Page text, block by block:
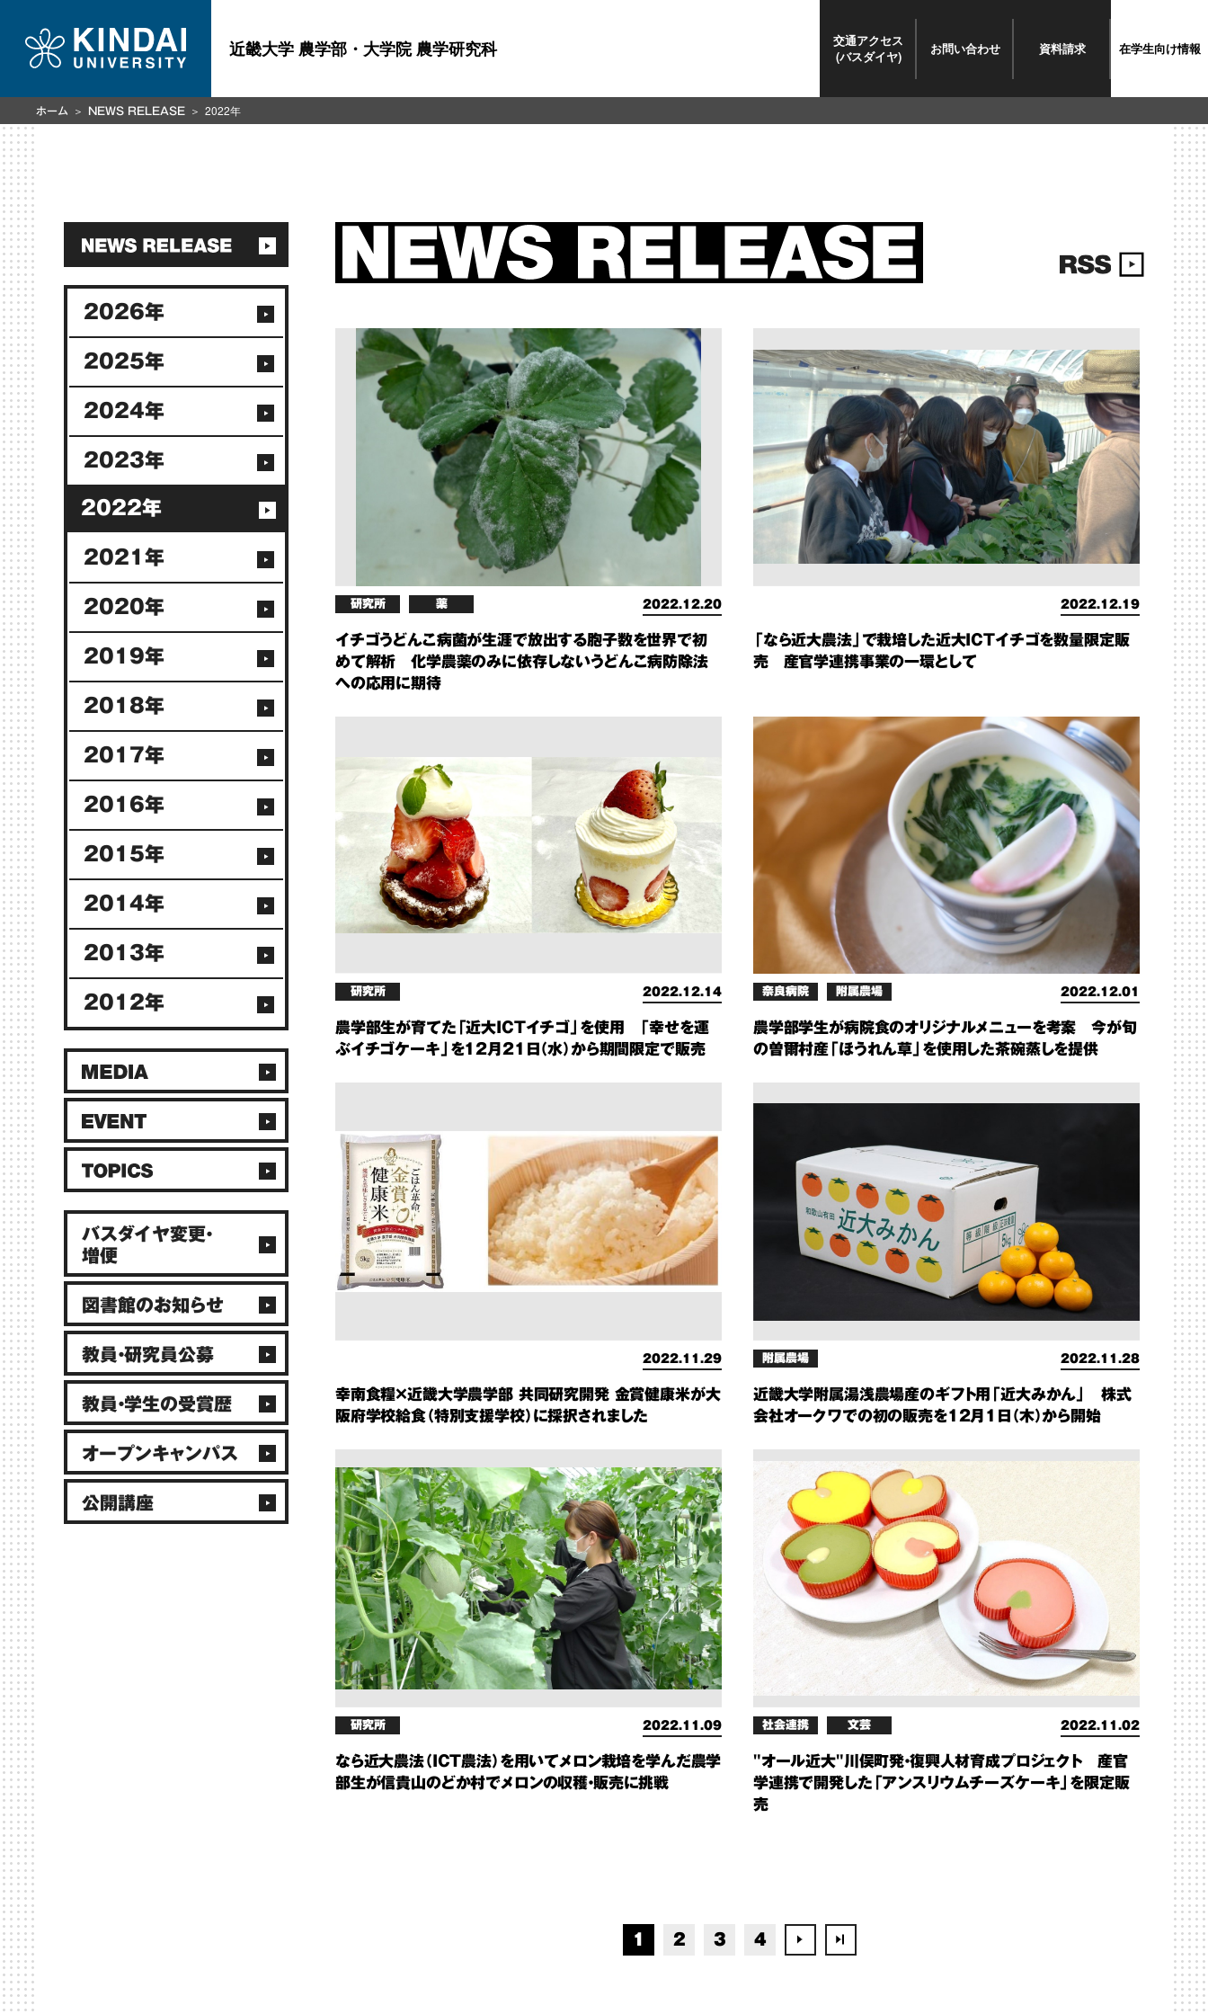
近畿大学 農学部・大学院 農学研究科 交通アクセス
(バスダイヤ)
お問い合わせ 資料請求 在学生向け情報
ホーム NEWS RELEASE 2022年
研究所 薬 2022.12.20
イチゴうどんこ病菌が生涯で放出する胞子数を世界で初
めて解析 化学農薬のみに依存しないうどんこ病防除法
への応用に期待
2022.12.19
「なら近大農法」で栽培した近大ICTイチゴを数量限定販
売 産官学連携事業の一環として
研究所 2022.12.14
農学部生が育てた「近大ICTイチゴ」を使用 「幸せを運
ぶイチゴケーキ」を12月21日（水）から期間限定で販売
奈良病院 附属農場 2022.12.01
農学部学生が病院食のオリジナルメニューを考案 今が旬
の曽爾村産「ほうれん草」を使用した茶碗蒸しを提供
2022.11.29
幸南食糧×近畿大学農学部 共同研究開発 金賞健康米が大
阪府学校給食（特別支援学校）に採択されました
附属農場 2022.11.28
近畿大学附属湯浅農場産のギフト用「近大みかん」 株式
会社オークワでの初の販売を12月1日（木）から開始
研究所 2022.11.09
なら近大農法（ICT農法）を用いてメロン栽培を学んだ農学
部生が信貴山のどか村でメロンの収穫・販売に挑戦
社会連携 文芸 2022.11.02
"オール近大"川俣町発・復興人材育成プロジェクト 産官
学連携で開発した「アンスリウムチーズケーキ」を限定販
売
1 2 3 4
2026年
2025年
2024年
2023年
2022年
2021年
2020年
2019年
2018年
2017年
2016年
2015年
2014年
2013年
2012年
バスダイヤ変更・
増便
図書館のお知らせ
教員・研究員公募
教員・学生の受賞歴
オープンキャンパス
公開講座